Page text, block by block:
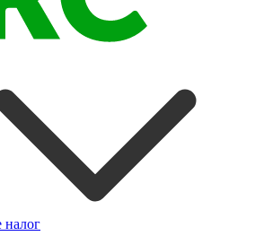
налог